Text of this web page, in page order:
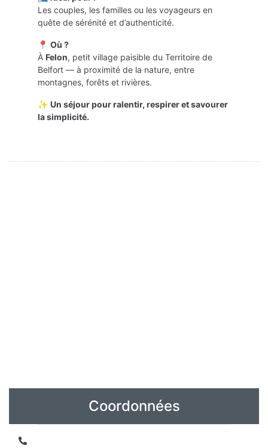
Les couples, les familles ou les voyageurs en
quête de sérénité et d’authenticité.
📍 Où ?
À Felon, petit village paisible du Territoire de
Belfort — à proximité de la nature, entre
montagnes, forêts et rivières.
✨ Un séjour pour ralentir, respirer et savourer
la simplicité.
Coordonnées